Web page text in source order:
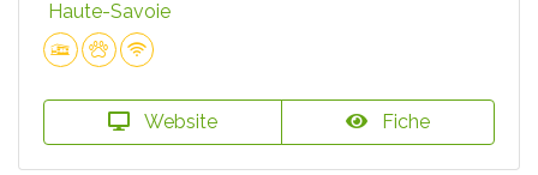
Haute-Savoie
Website Fiche